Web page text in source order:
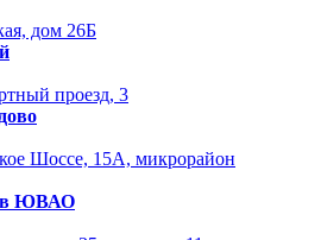
дом 26Б
проезд, 3
Шоссе, 15А, микрорайон
в ЮВАО